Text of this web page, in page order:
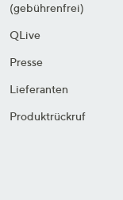
(gebührenfrei)
QLive
Presse
Lieferanten
Produktrückruf